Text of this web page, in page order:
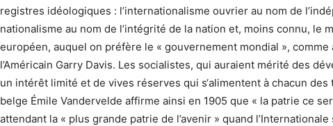
registres idéologiques : l’internationalisme ouvrier au nom de
nationalisme au nom de l’intégrité de la nation et, moins connu, le
européen, auquel on préfère le « gouvernement mondial »,
l’Américain Garry Davis. Les socialistes, qui auraient mérité des
un intérêt limité et de vives réserves qui s‘alimentent à chacun
belge Émile Vandervelde affirme ainsi en 1905 que « la patrie ce
attendant la « plus grande patrie de l’avenir » quand